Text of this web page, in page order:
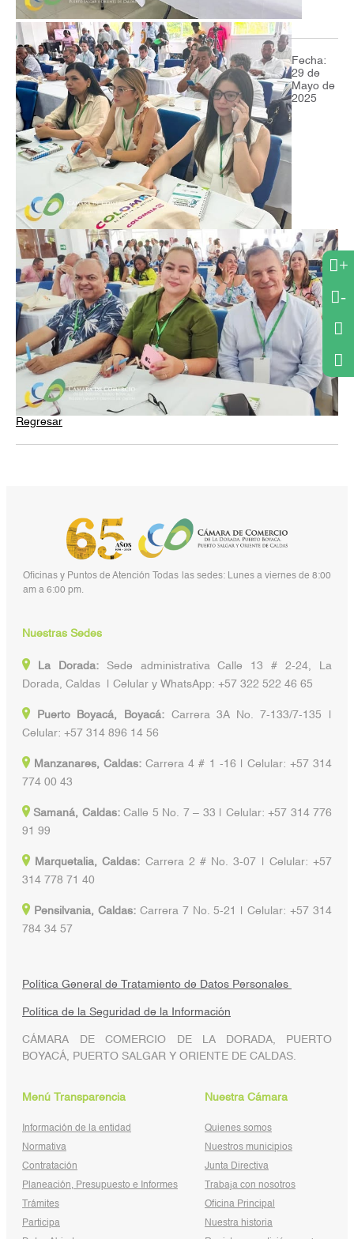
Fecha:
29 de
Mayo de
2025
Regresar
+
-
Oficinas y Puntos de Atención Todas las sedes: Lunes a viernes de 8:00
am a 6:00 pm.
Nuestras Sedes
La Dorada:Sede administrativa Calle 13 # 2-24, La
Dorada, Caldas | Celular y WhatsApp: +57 322 522 46 65
Puerto Boyacá, Boyacá:Carrera 3A No. 7-133/7-135 |
Celular: +57 314 896 14 56
Manzanares, Caldas: Carrera 4 # 1 -16 | Celular: +57 314
774 00 43
Samaná, Caldas:Calle 5 No. 7 – 33 | Celular: +57 314 776
91 99
Marquetalia, Caldas: Carrera 2 # No. 3-07 | Celular: +57
314 778 71 40
Pensilvania, Caldas:Carrera 7 No. 5-21 | Celular: +57 314
784 34 57
Política General de Tratamiento de Datos Personales
Política de la Seguridad de la Información
CÁMARA DE COMERCIO DE LA DORADA, PUERTO
BOYACÁ, PUERTO SALGAR Y ORIENTE DE CALDAS.
Menú Transparencia
Información de la entidad
Normativa
Contratación
Planeación, Presupuesto e Informes
Trámites
Participa
Nuestra Cámara
Quienes somos
Nuestros municipios
Junta Directiva
Trabaja con nosotros
Oficina Principal
Nuestra historia